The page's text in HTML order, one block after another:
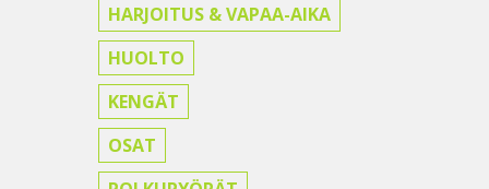
HARJOITUS & VAPAA-AIKA
HUOLTO
KENGÄT
OSAT